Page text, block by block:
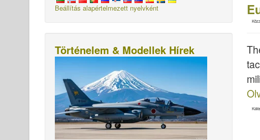
Beállítás alapértelmezett nyelvként
Történelem & Modellek Hírek